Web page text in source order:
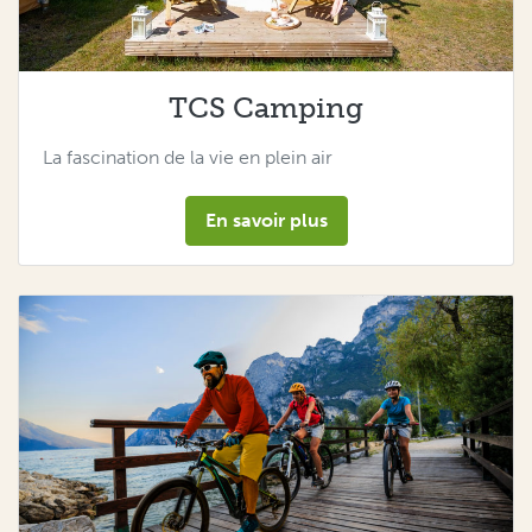
TCS Camping
La fascination de la vie en plein air
En savoir plus